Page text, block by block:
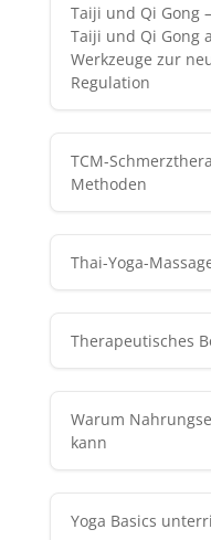
Taiji und Qi Gong
Taiji und Qi Gong
Werkzeuge zur
Regulation
TCM-
Methoden
Thai-Yoga-
Therapeutisches
Warum
kann
Yoga Basics